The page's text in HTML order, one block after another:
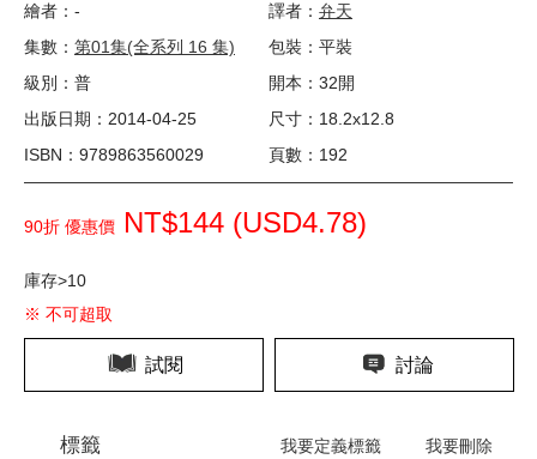
繪者：-
譯者： 弁天
集數： 第01集(全系列 16 集)
包裝：平裝
級別：普
開本：32開
出版日期：2014-04-25
尺寸：18.2x12.8
ISBN：9789863560029
頁數：192
90折 優惠價 NT$144 (USD4.78)
庫存>10
※ 不可超取
試閱 討論
標籤 我要定義標籤 我要刪除